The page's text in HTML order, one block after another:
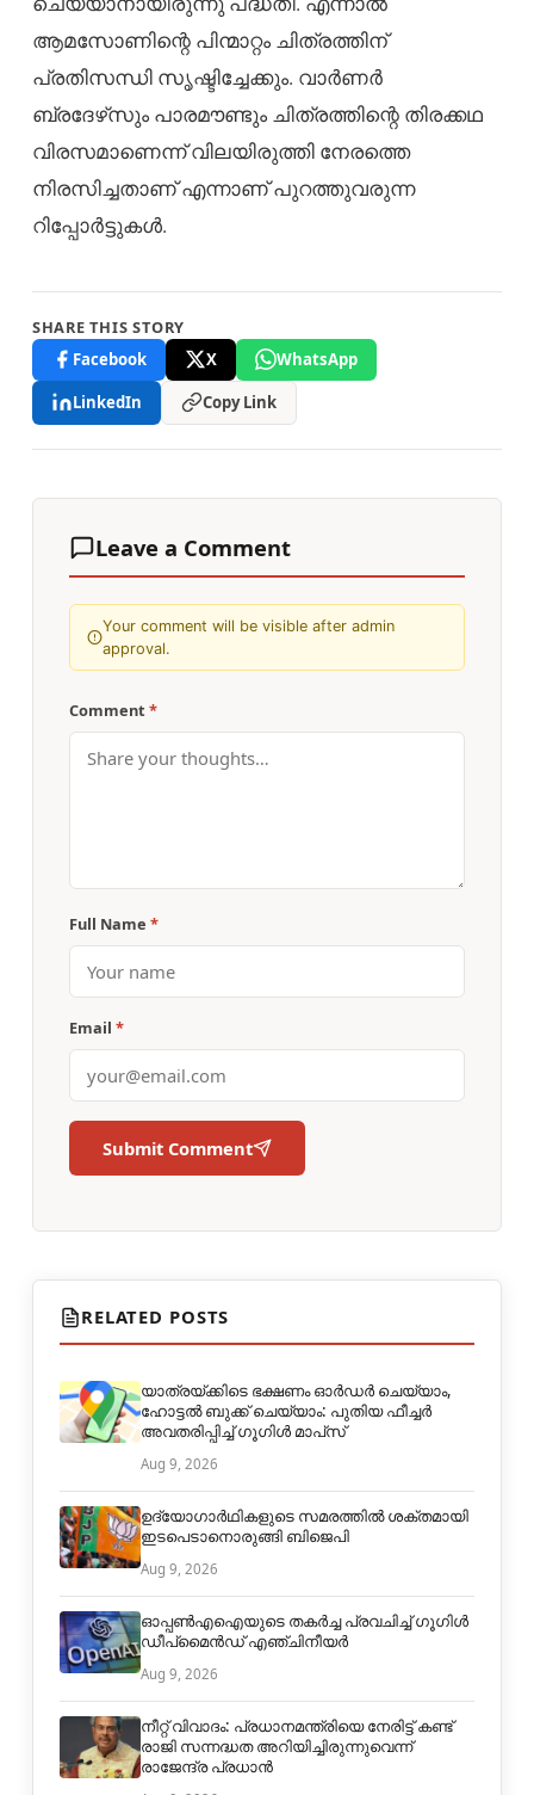
ആമസോണിന്റെ പിന്മാറ്റം ചിത്രത്തിന്
പ്രതിസന്ധി സൃഷ്ടിച്ചേക്കും. വാർണർ
ബ്രദേഴ്‌സും പാരമൗണ്ടും ചിത്രത്തിന്റെ തിരക്കഥ
വിരസമാണെന്ന് വിലയിരുത്തി നേരത്തെ
നിരസിച്ചതാണ് എന്നാണ് പുറത്തുവരുന്ന
റിപ്പോർട്ടുകൾ.
SHARE THIS STORY
Facebook
X
WhatsApp
LinkedIn
Copy Link
Leave a Comment
Your comment will be visible after admin
approval.
Comment *
Full Name *
Email *
Submit Comment
RELATED POSTS
യാത്രയ്ക്കിടെ ഭക്ഷണം ഓർഡർ ചെയ്യാം,
ഹോട്ടൽ ബുക്ക് ചെയ്യാം: പുതിയ ഫീച്ചർ
അവതരിപ്പിച്ച് ഗൂഗിൾ മാപ്‌സ്
Aug 9, 2026
ഉദ്യോഗാർഥികളുടെ സമരത്തിൽ ശക്തമായി
ഇടപെടാനൊരുങ്ങി ബിജെപി
Aug 9, 2026
ഓപ്പൺഎഐയുടെ തകർച്ച പ്രവചിച്ച് ഗൂഗിൾ
ഡീപ്മൈൻഡ് എഞ്ചിനീയർ
Aug 9, 2026
നീറ്റ് വിവാദം: പ്രധാനമന്ത്രിയെ നേരിട്ട് കണ്ട്
രാജി സന്നദ്ധത അറിയിച്ചിരുന്നുവെന്ന്
രാജേന്ദ്ര പ്രധാൻ